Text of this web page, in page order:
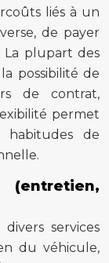
liés à un
de payer
La plupart des
possibilité de
de contrat,
permet
habitudes de
(entretien,
services
du véhicule,